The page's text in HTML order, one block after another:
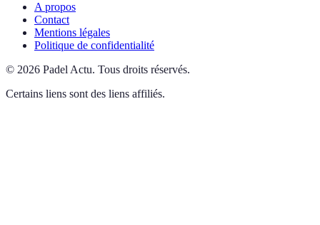
A propos
Contact
Mentions légales
Politique de confidentialité
© 2026 Padel Actu. Tous droits réservés.
Certains liens sont des liens affiliés.